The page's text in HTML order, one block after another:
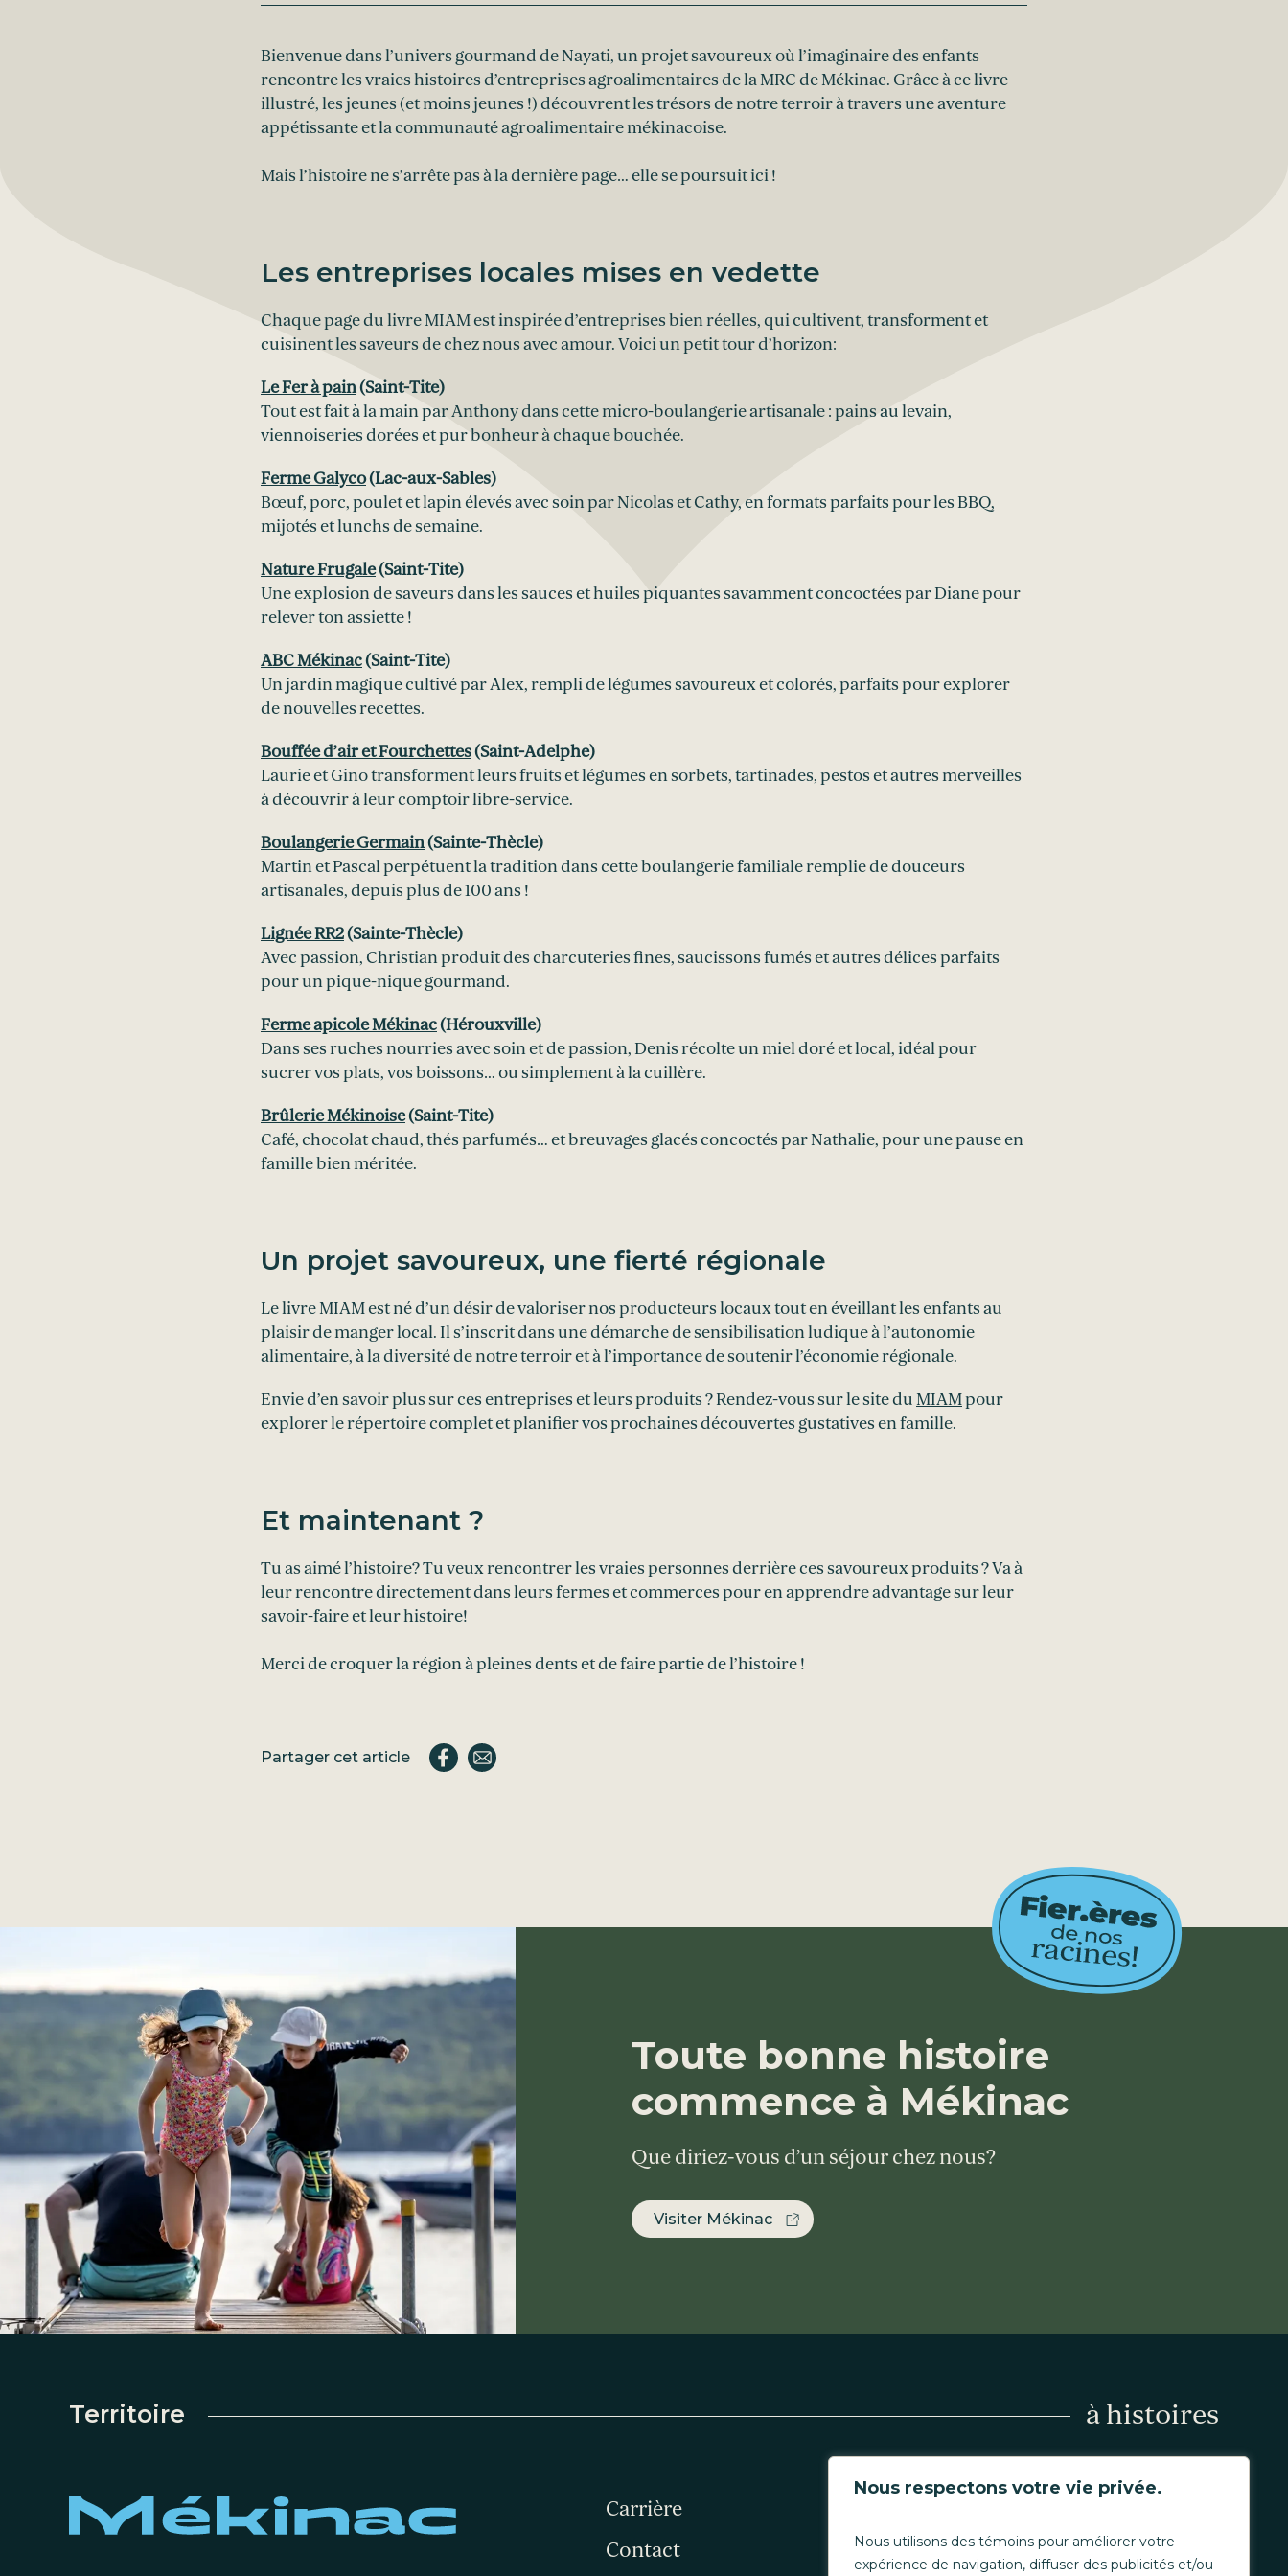
Nous respectons votre vie privée.
Nous utilisons des témoins pour améliorer votre
expérience de navigation, diffuser des publicités et/ou
Bienvenue dans l’univers gourmand de Nayati, un projet savoureux où l’imaginaire des enfants
rencontre les vraies histoires d’entreprises agroalimentaires de la MRC de Mékinac. Grâce à ce livre
illustré, les jeunes (et moins jeunes !) découvrent les trésors de notre terroir à travers une aventure
appétissante et la communauté agroalimentaire mékinacoise.
Mais l’histoire ne s’arrête pas à la dernière page… elle se poursuit ici !
Les entreprises locales mises en vedette
Chaque page du livre MIAM est inspirée d’entreprises bien réelles, qui cultivent, transforment et
cuisinent les saveurs de chez nous avec amour. Voici un petit tour d’horizon:
Le Fer à pain(Saint-Tite)
Tout est fait à la main par Anthony dans cette micro-boulangerie artisanale : pains au levain,
viennoiseries dorées et pur bonheur à chaque bouchée.
Ferme Galyco(Lac-aux-Sables)
Bœuf, porc, poulet et lapin élevés avec soin par Nicolas et Cathy, en formats parfaits pour les BBQ,
mijotés et lunchs de semaine.
Nature Frugale(Saint-Tite)
Une explosion de saveurs dans les sauces et huiles piquantes savamment concoctées par Diane pour
relever ton assiette !
ABC Mékinac(Saint-Tite)
Un jardin magique cultivé par Alex, rempli de légumes savoureux et colorés, parfaits pour explorer
de nouvelles recettes.
Bouffée d’air et Fourchettes(Saint-Adelphe)
Laurie et Gino transforment leurs fruits et légumes en sorbets, tartinades, pestos et autres merveilles
à découvrir à leur comptoir libre-service.
Boulangerie Germain(Sainte-Thècle)
Martin et Pascal perpétuent la tradition dans cette boulangerie familiale remplie de douceurs
artisanales, depuis plus de 100 ans !
Lignée RR2(Sainte-Thècle)
Avec passion, Christian produit des charcuteries fines, saucissons fumés et autres délices parfaits
pour un pique-nique gourmand.
Ferme apicole Mékinac(Hérouxville)
Dans ses ruches nourries avec soin et de passion, Denis récolte un miel doré et local, idéal pour
sucrer vos plats, vos boissons… ou simplement à la cuillère.
Brûlerie Mékinoise(Saint-Tite)
Café, chocolat chaud, thés parfumés… et breuvages glacés concoctés par Nathalie, pour une pause en
famille bien méritée.
Un projet savoureux, une fierté régionale
Le livre MIAM est né d’un désir de valoriser nos producteurs locaux tout en éveillant les enfants au
plaisir de manger local. Il s’inscrit dans une démarche de sensibilisation ludique à l’autonomie
alimentaire, à la diversité de notre terroir et à l’importance de soutenir l’économie régionale.
Envie d’en savoir plus sur ces entreprises et leurs produits ? Rendez-vous sur le site duMIAMpour
explorer le répertoire complet et planifier vos prochaines découvertes gustatives en famille.
Et maintenant ?
Tu as aimé l’histoire? Tu veux rencontrer les vraies personnes derrière ces savoureux produits ? Va à
leur rencontre directement dans leurs fermes et commerces pour en apprendre advantage sur leur
savoir-faire et leur histoire!
Merci de croquer la région à pleines dents et de faire partie de l’histoire !
Partager cet article
Toute bonne histoire
commence à Mékinac
Que diriez-vous d’un séjour chez nous?
Visiter Mékinac
Territoire à histoires
Carrière
Contact